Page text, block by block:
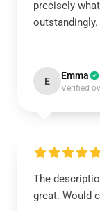
precisely
outstandingly.
E Emma
Verified
The
great. Would